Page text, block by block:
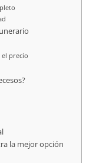
precio
la mejor opción